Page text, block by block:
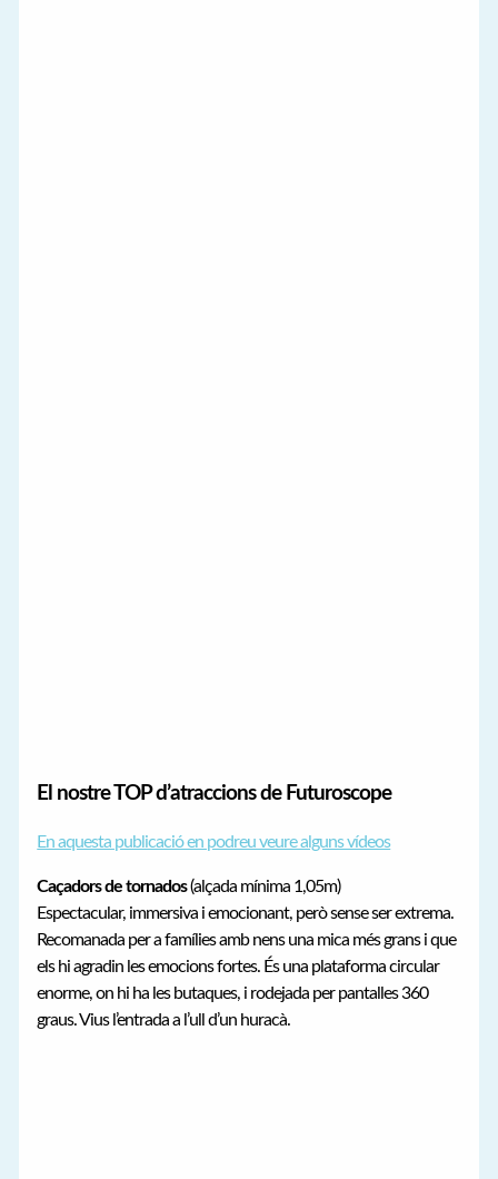
El nostre TOP d’atraccions de Futuroscope
En aquesta publicació en podreu veure alguns vídeos
Caçadors de tornados(alçada mínima 1,05m)
Espectacular, immersiva i emocionant, però sense ser extrema.
Recomanada per a famílies amb nens una mica més grans i que
els hi agradin les emocions fortes. És una plataforma circular
enorme, on hi ha les butaques, i rodejada per pantalles 360
graus. Vius l’entrada a l’ull d’un huracà.